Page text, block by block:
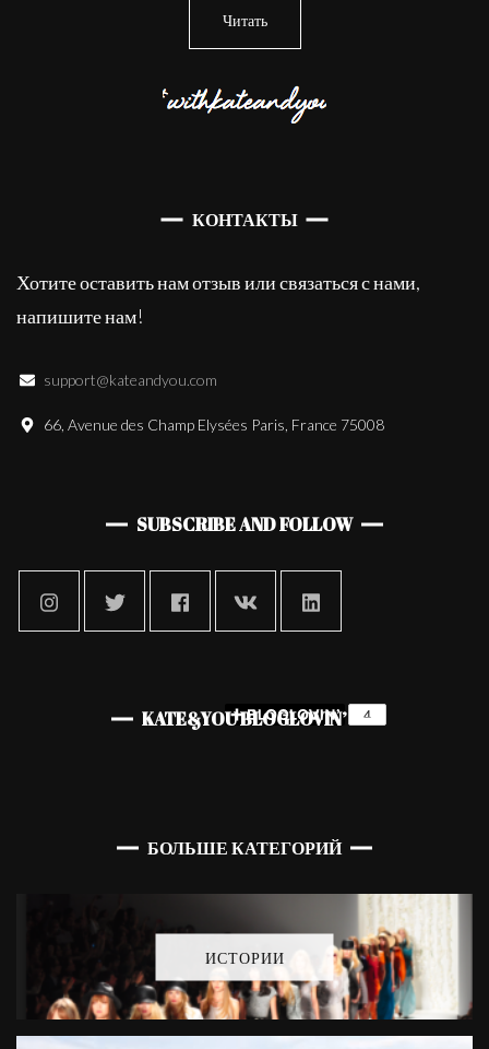
Читать
КОНТАКТЫ
Хотите оставить нам отзыв или связаться с нами,
напишите нам!
support@kateandyou.com
66, Avenue des Champ Elysées Paris, France 75008
SUBSCRIBE AND FOLLOW
KATE&YOU BLOGLOVIN’
БОЛЬШЕ КАТЕГОРИЙ
ИСТОРИИ